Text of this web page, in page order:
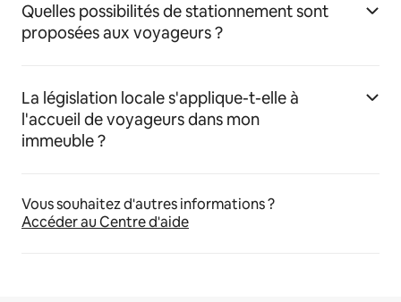
Quelles possibilités de stationnement sont
proposées aux voyageurs ?
La législation locale s'applique-t-elle à
l'accueil de voyageurs dans mon
immeuble ?
Vous souhaitez d'autres informations ?
Accéder au Centre d'aide